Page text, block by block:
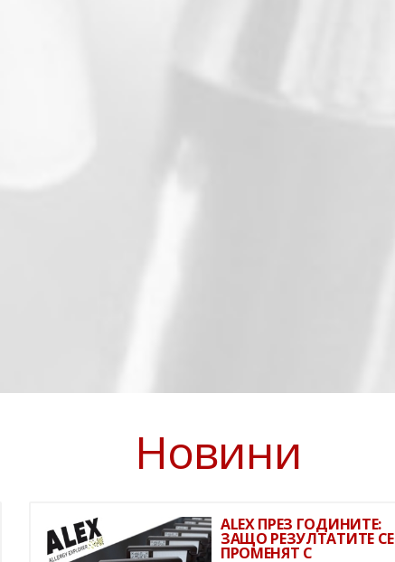
Новини
ALEX ПРЕЗ ГОДИНИТЕ:
ЗАЩО РЕЗУЛТАТИТЕ СЕ
ПРОМЕНЯТ С